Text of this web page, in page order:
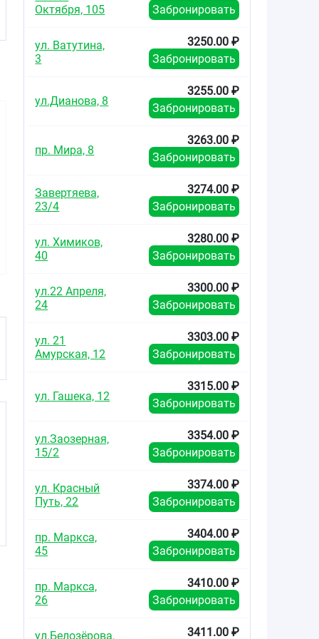
от361.00₽
таблетки шипучие
от280.00₽
Пентовит таблетки
покрытые
оболочкой №50
Октября, 105
Забронировать
ул. Ватутина,
3
3250.00 ₽
Забронировать
ул.Дианова, 8
3255.00 ₽
Забронировать
пр. Мира, 8
3263.00 ₽
Забронировать
Завертяева,
23/4
3274.00 ₽
Забронировать
ул. Химиков,
40
3280.00 ₽
Забронировать
ул.22 Апреля,
24
3300.00 ₽
Забронировать
ул. 21
Амурская, 12
3303.00 ₽
Забронировать
ул. Гашека, 12
3315.00 ₽
Забронировать
ул.Заозерная,
15/2
3354.00 ₽
Забронировать
ул. Красный
Путь, 22
3374.00 ₽
Забронировать
пр. Маркса,
45
3404.00 ₽
Забронировать
пр. Маркса,
26
3410.00 ₽
Забронировать
ул.Белозёрова,
3411.00 ₽